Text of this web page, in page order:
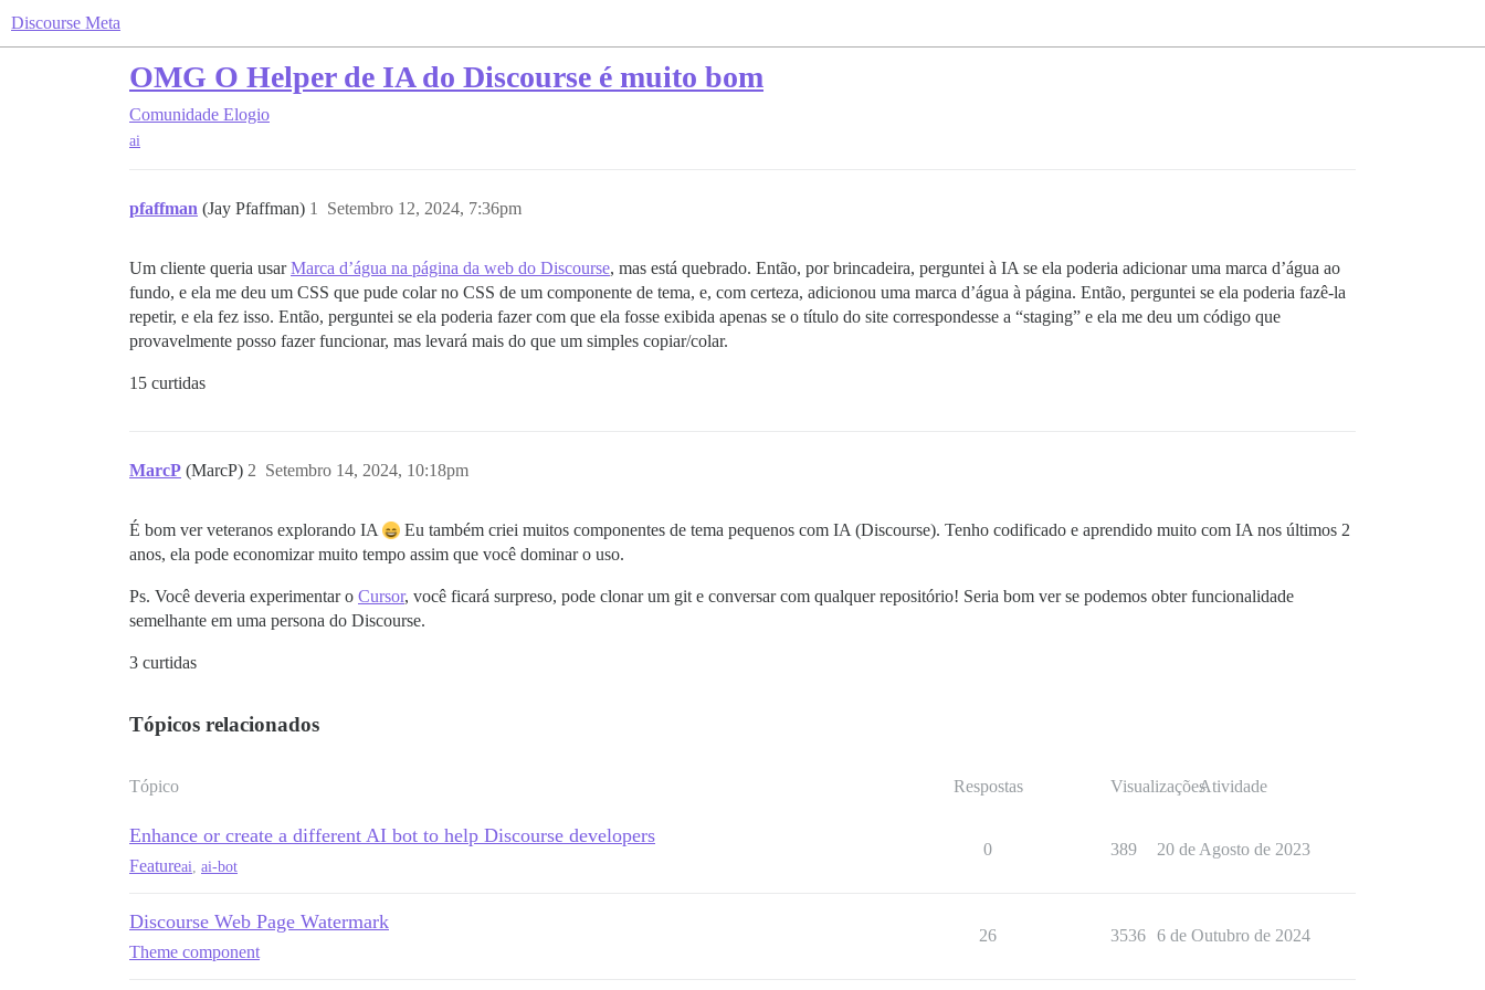
Discourse Meta
OMG O Helper de IA do Discourse é muito bom
Comunidade Elogio
ai
pfaffman (Jay Pfaffman) Setembro 12, 2024, 7:36pm
1
Um cliente queria usarMarca d’água na página da web do Discourse, mas está quebrado. Então, por brincadeira, perguntei à IA se ela poderia adicionar uma marca d’água ao
fundo, e ela me deu um CSS que pude colar no CSS de um componente de tema, e, com certeza, adicionou uma marca d’água à página. Então, perguntei se ela poderia fazê-la
repetir, e ela fez isso. Então, perguntei se ela poderia fazer com que ela fosse exibida apenas se o título do site correspondesse a “staging” e ela me deu um código que
provavelmente posso fazer funcionar, mas levará mais do que um simples copiar/colar.
15 curtidas
MarcP (MarcP) Setembro 14, 2024, 10:18pm
2
É bom ver veteranos explorando IA
Eu também criei muitos componentes de tema pequenos com IA (Discourse). Tenho codificado e aprendido muito com IA nos últimos 2
anos, ela pode economizar muito tempo assim que você dominar o uso.
Ps. Você deveria experimentar o Cursor, você ficará surpreso, pode clonar um git e conversar com qualquer repositório! Seria bom ver se podemos obter funcionalidade
semelhante em uma persona do Discourse.
3 curtidas
Tópicos relacionados
Tópico Respostas VisualizaçõesAtividade
Enhance or create a different AI bot to help Discourse developers
Featureai ai-bot
0 389 20 de Agosto de 2023
Discourse Web Page Watermark
Theme component
26 3536 6 de Outubro de 2024